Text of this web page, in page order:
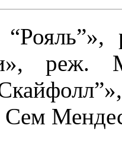
реж.
Сем